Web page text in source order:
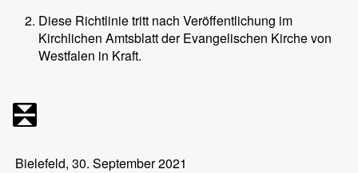
Diese Richtlinie tritt nach Veröffentlichung im
Kirchlichen Amtsblatt der Evangelischen Kirche von
Westfalen in Kraft.
Bielefeld, 30. September 2021